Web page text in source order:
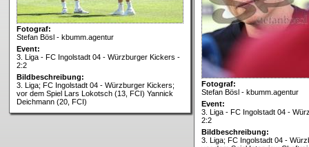
Fotograf:
Stefan Bösl - kbumm.agentur
Event:
3. Liga - FC Ingolstadt 04 - Würzburger Kickers -
2:2
Bildbeschreibung:
3. Liga; FC Ingolstadt 04 - Würzburger Kickers;
vor dem Spiel Lars Lokotsch (13, FCI) Yannick
Deichmann (20, FCI)
Fotograf:
Stefan Bösl - kbumm.agentur
Event:
3. Liga - FC Ingolstadt 04 -
2:2
Bildbeschreibung:
3. Liga; FC Ingolstadt 04 -